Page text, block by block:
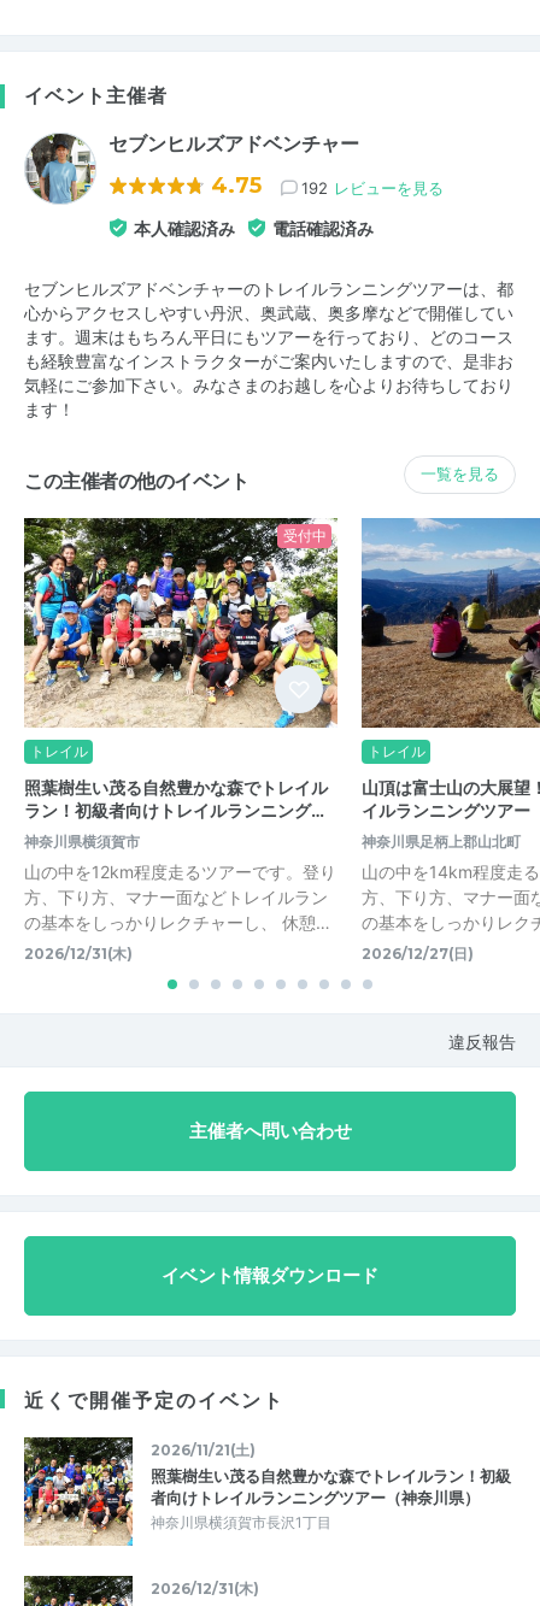
イベント主催者
セブンヒルズアドベンチャー
4.75 192 レビューを見る
本人確認済み 電話確認済み
セブンヒルズアドベンチャーのトレイルランニングツアーは、都
心からアクセスしやすい丹沢、奥武蔵、奥多摩などで開催してい
ます。週末はもちろん平日にもツアーを行っており、どのコース
も経験豊富なインストラクターがご案内いたしますので、是非お
気軽にご参加下さい。みなさまのお越しを心よりお待ちしており
ます！
この主催者の他のイベント 一覧を見る
受付中
トレイル
照葉樹生い茂る自然豊かな森でトレイル
ラン！初級者向けトレイルランニング…
神奈川県横須賀市
山の中を12km程度走るツアーです。登り
方、下り方、マナー面などトレイルラン
の基本をしっかりレクチャーし、 休憩…
2026/12/31(木)
トレイル
山頂は富士山の大展望
イルランニングツアー
神奈川県足柄上郡山北町
山の中を14km程度走
方、下り方、マナー面
の基本をしっかりレク
2026/12/27(日)
違反報告
主催者へ問い合わせ
イベント情報ダウンロード
近くで開催予定のイベント
2026/11/21(土)
照葉樹生い茂る自然豊かな森でトレイルラン！初級
者向けトレイルランニングツアー（神奈川県）
神奈川県横須賀市長沢1丁目
2026/12/31(木)